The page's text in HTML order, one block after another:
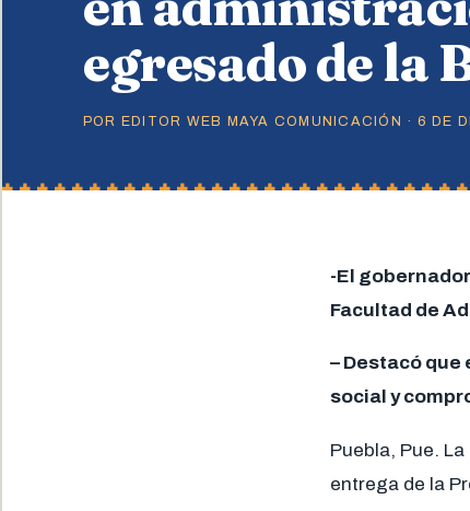
egresado de la
POR EDITOR WEB MAYA COMUNICACIÓN · 6 DE
-El
Facultad de
– Destacó
social y
Puebla, Pue.
entrega de la